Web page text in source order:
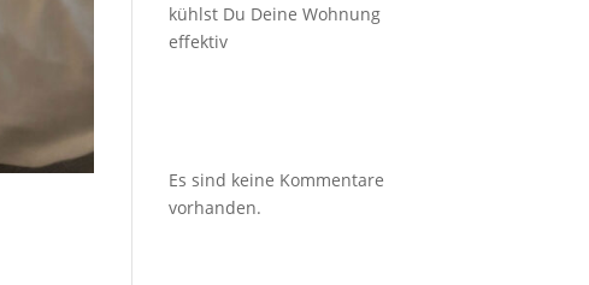
kühlst Du Dei­ne Woh­nung
effektiv
Es sind keine Kommentare
vorhanden.